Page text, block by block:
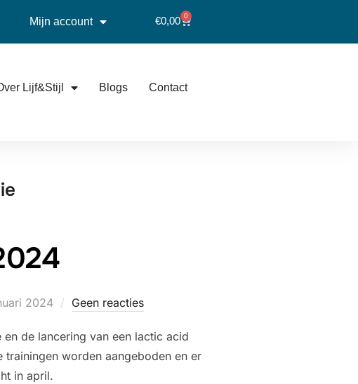
Mijn account €0,00 0
Lijf&Stijl Blogs Contact
2024 Geen reacties
de lancering van een lactic acid
worden aangeboden en er
in april.